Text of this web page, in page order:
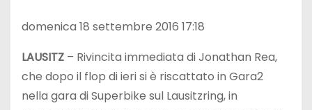
domenica 18 settembre 2016 17:18
LAUSITZ – Rivincita immediata di Jonathan Rea,
che dopo il flop di ieri si è riscattato in Gara2
nella gara di Superbike sul Lausitzring, in